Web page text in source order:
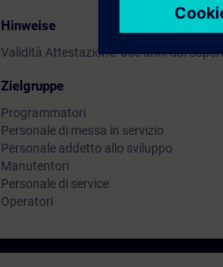
Hinweise
Validità Attestazione: due anni dal
Zielgruppe
Programmatori
Personale di messa in servizio
Personale addetto allo sviluppo
Manutentori
Personale di service
Operatori